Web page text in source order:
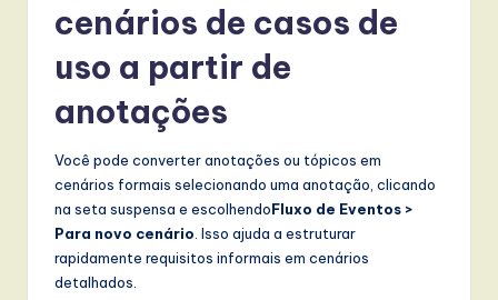
cenários de casos de
uso a partir de
anotações
Você pode converter anotações ou tópicos em
cenários formais selecionando uma anotação, clicando
na seta suspensa e escolhendoFluxo de Eventos >
Para novo cenário . Isso ajuda a estruturar
rapidamente requisitos informais em cenários
detalhados.